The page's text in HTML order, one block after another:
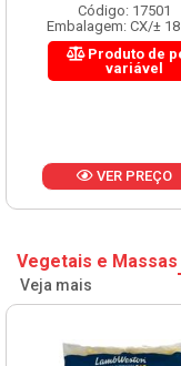
Código: 17501
Embalagem: CX/± 18
Produto de
variável
VER PREÇO
Vegetais e Massas
Veja mais